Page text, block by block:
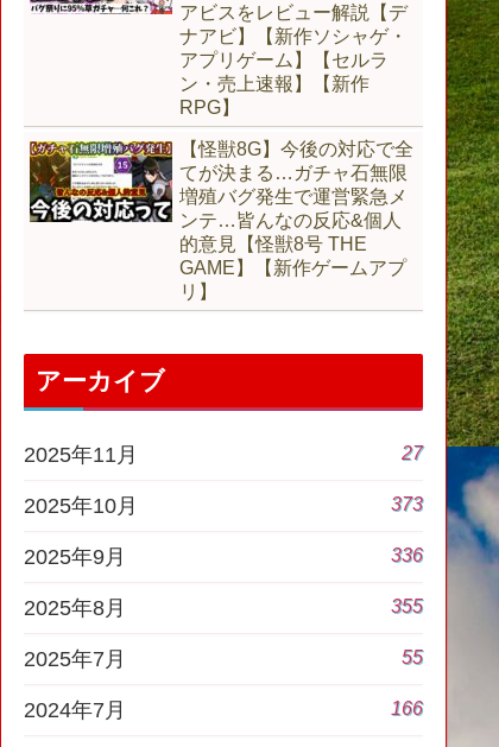
アビスをレビュー解説【デ
ナアビ】【新作ソシャゲ・
アプリゲーム】【セルラ
ン・売上速報】【新作
RPG】
【怪獣8G】今後の対応で全
てが決まる…ガチャ石無限
増殖バグ発生で運営緊急メ
ンテ…皆んなの反応&個人
的意見【怪獣8号 THE
GAME】【新作ゲームアプ
リ】
アーカイブ
2025年11月 27
2025年10月 373
2025年9月 336
2025年8月 355
2025年7月 55
2024年7月 166